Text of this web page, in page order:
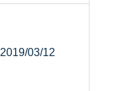
2019/03/12